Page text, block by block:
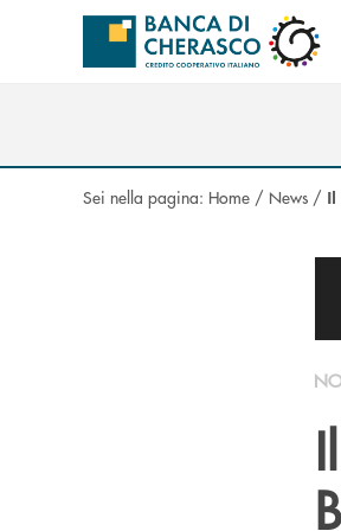
Salta al contenuto principale
Sei nella pagina: Home / News / Il